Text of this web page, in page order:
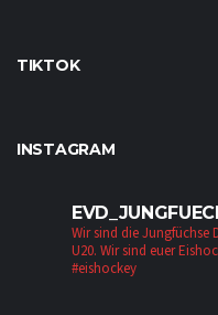
TIKTOK
INSTAGRAM
Wir sind die Jungfüchse
U20. Wir sind euer
#eishockey